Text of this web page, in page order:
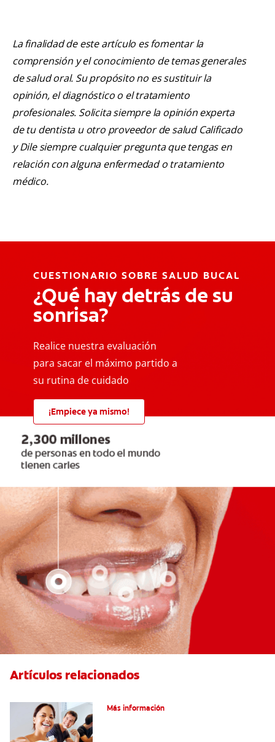
La finalidad de este artículo es fomentar la
comprensión y el conocimiento de temas generales
de salud oral. Su propósito no es sustituir la
opinión, el diagnóstico o el tratamiento
profesionales. Solicita siempre la opinión experta
de tu dentista u otro proveedor de salud Calificado
y Dile siempre cualquier pregunta que tengas en
relación con alguna enfermedad o tratamiento
médico.
CUESTIONARIO SOBRE SALUD BUCAL
¿Qué hay detrás de su
sonrisa?
Realice nuestra evaluación
para sacar el máximo partido a
su rutina de cuidado
¡Empiece ya mismo!
Artículos relacionados
Más información